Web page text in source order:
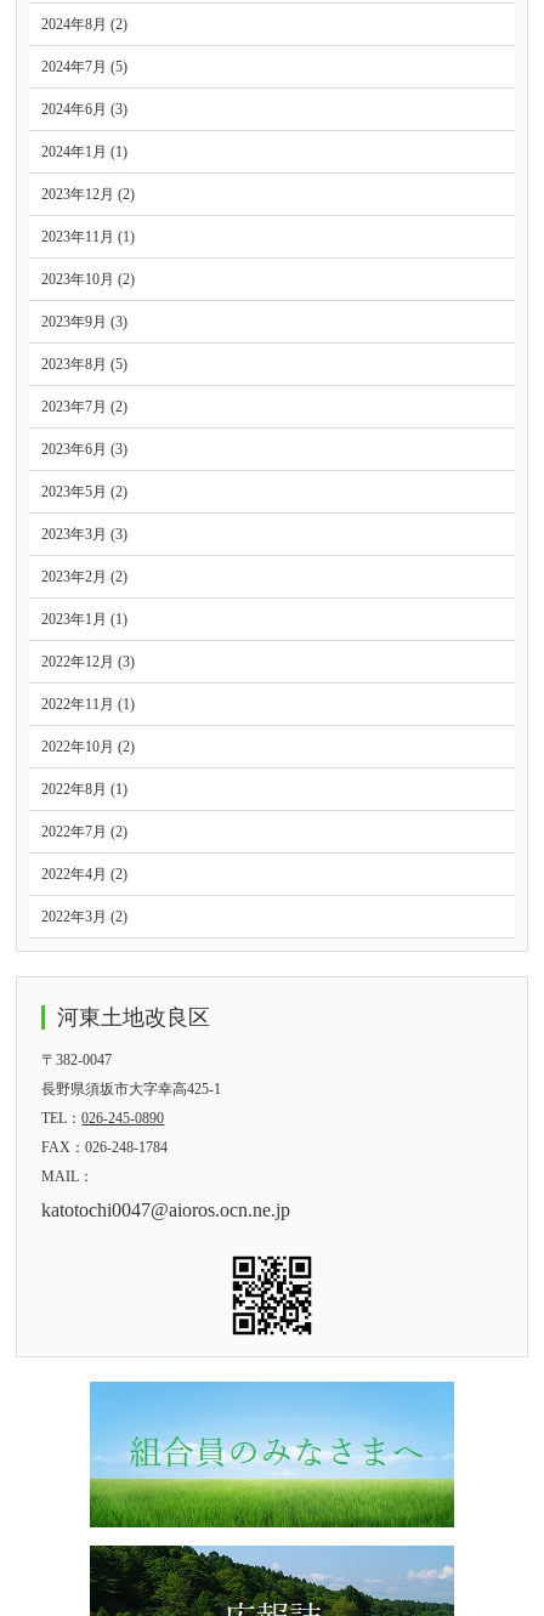
2024年8月 (2)
2024年7月 (5)
2024年6月 (3)
2024年1月 (1)
2023年12月 (2)
2023年11月 (1)
2023年10月 (2)
2023年9月 (3)
2023年8月 (5)
2023年7月 (2)
2023年6月 (3)
2023年5月 (2)
2023年3月 (3)
2023年2月 (2)
2023年1月 (1)
2022年12月 (3)
2022年11月 (1)
2022年10月 (2)
2022年8月 (1)
2022年7月 (2)
2022年4月 (2)
2022年3月 (2)
河東土地改良区
〒382-0047
長野県須坂市大字幸高425-1
TEL：026-245-0890
FAX：026-248-1784
MAIL：
katotochi0047@aioros.ocn.ne.jp